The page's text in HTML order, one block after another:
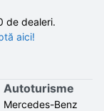
de dealeri.
aici!
Autoturisme
Mercedes-Benz